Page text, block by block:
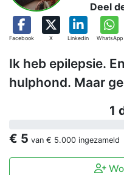
Deel
Facebook X Linkedin WhatsApp
Ik heb epilepsie.
hulphond. Maar
1
€ 5 van € 5.000 ingezameld